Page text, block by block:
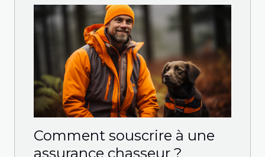
Comment souscrire à une
assurance chasseur ?